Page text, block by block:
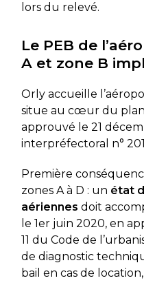
lors du relevé.
Le PEB de
A et zone B
Orly accueille
situe au cœur du
approuvé le 21
interpréfectoral n°
Première
zones A à D : un état
aériennes doit
le 1er juin 2020, en
11 du Code de
de diagnostic
bail en cas de